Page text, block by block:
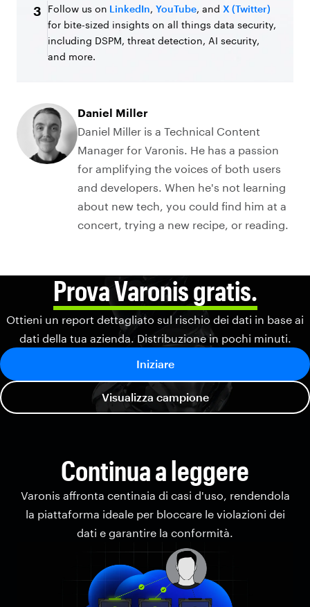
3 Follow us on LinkedIn, YouTube, and X (Twitter)
for bite-sized insights on all things data security,
including DSPM, threat detection, AI security,
and more.
Daniel Miller
Daniel Miller is a Technical Content
Manager for Varonis. He has a passion
for amplifying the voices of both users
and developers. When he's not learning
about new tech, you could find him at a
concert, trying a new recipe, or reading.
Prova Varonis gratis.
Ottieni un report dettagliato sul rischio dei dati in base ai
dati della tua azienda. Distribuzione in pochi minuti.
Iniziare
Visualizza campione
Continua a leggere
Varonis affronta centinaia di casi d'uso, rendendola
la piattaforma ideale per bloccare le violazioni dei
dati e garantire la conformità.